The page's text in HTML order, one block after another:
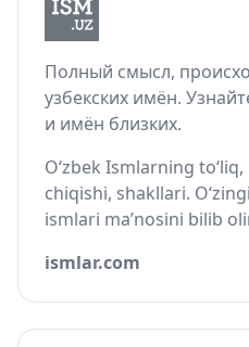
Полный смысл,
узбекских имён.
и имён близких.
O‘zbek Ismlarning
chiqishi, shakllari.
ismlari ma’nosini bilib
ismlar.com